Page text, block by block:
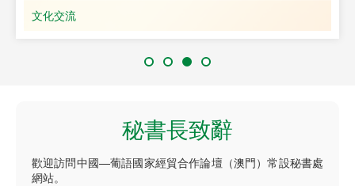
文化交流
秘書長致辭
歡迎訪問中國—葡語國家經貿合作論壇（澳門）常設秘書處
網站。